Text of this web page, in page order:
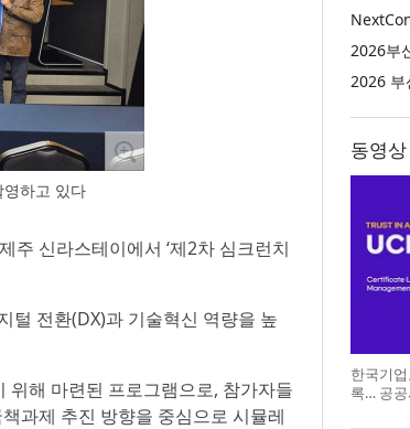
하고 있다
주 신라스테이에서 ‘제2차 심크런치
털 전환(DX)과 기술혁신 역량을 높
위해 마련된 프로그램으로, 참가자들
과제 추진 방향을 중심으로 시뮬레
2026부
2026 부
동영상
한국기
록… 공